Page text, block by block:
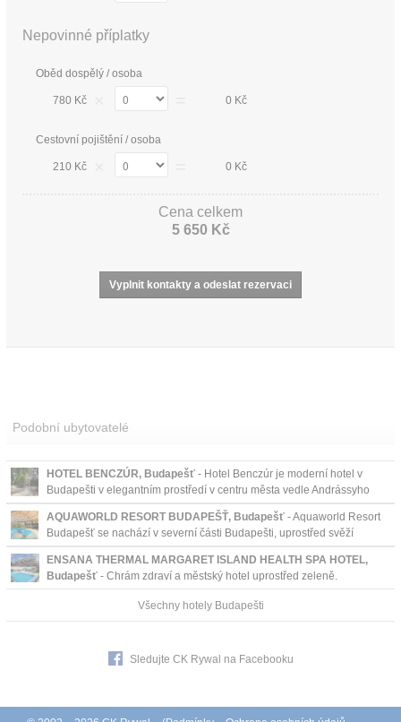
Nepovinné příplatky
Oběd dospělý / osoba
780 Kč 0 Kč
Cestovní pojištění / osoba
210 Kč 0 Kč
Cena celkem
5 650 Kč
Podobní ubytovatelé
HOTEL BENCZÚR, Budapešť - Hotel Benczúr je moderní hotel v
Budapešti v elegantním prostředí v centru města vedle Andrássyho
třídy, kde jsou divadla, restaurace, ...
AQUAWORLD RESORT BUDAPEŠŤ, Budapešť - Aquaworld Resort
Budapešť se nachází v severní části Budapešti, uprostřed svěží
zeleně.
ENSANA THERMAL MARGARET ISLAND HEALTH SPA HOTEL,
Budapešť - Chrám zdraví a městský hotel uprostřed zeleně.
Čtyřhvězdičkový hotel Ensana Premium je zdaleka nejlepším
léčebným hotelem v Budapešti –...
Všechny hotely Budapešti
Sledujte CK Rywal na Facebooku